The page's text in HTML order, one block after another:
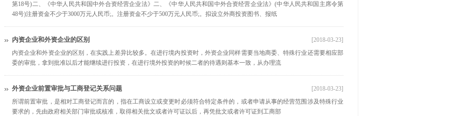
第18号)二、《中华人民共和国中外合资经营企业法》二、《中华人民共和国中外合资经营企业法》(中华人民共和国主席令第
48号)注册资金不少于3000万元人民币;。注册资金不少于500万元人民币;。拟设立外商投资图书、报纸
内资企业和外资企业的区别
[2018-03-23]
内资企业和外资企业的区别，在实践上差异比较多。在进行境内投资时，外资企业同样需要当地商委、特殊行业还需要相应部
委的审批，拿到批准以后才能继续进行投资，在进行境外投资的时候二者的待遇则基本一致，从办理流
外资企业前置审批与工商登记关系问题
[2018-03-23]
所谓前置审批，是相对工商登记而言的，指在工商设立或变更时必须符合特定条件的，或者申请从事的经营范围涉及特殊行业
要求的，先由政府相关部门审批或核准，取得相关批文或者许可证以后，再凭批文或者许可证到工商部